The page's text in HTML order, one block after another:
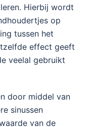
Hierbij wordt
op
tussen het
effect geeft
veelal gebruikt
door middel van
sinussen
van de